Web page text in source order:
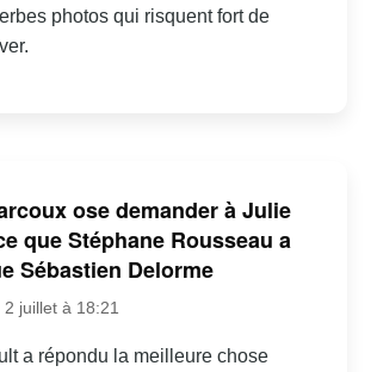
photos qui risquent fort de
ose demander à Julie
que Stéphane Rousseau a
Sébastien Delorme
juillet à 18:21
a répondu la meilleure chose